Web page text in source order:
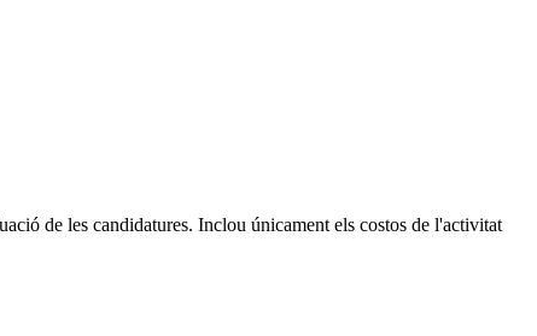
de les candidatures. Inclou únicament els costos de l'activitat